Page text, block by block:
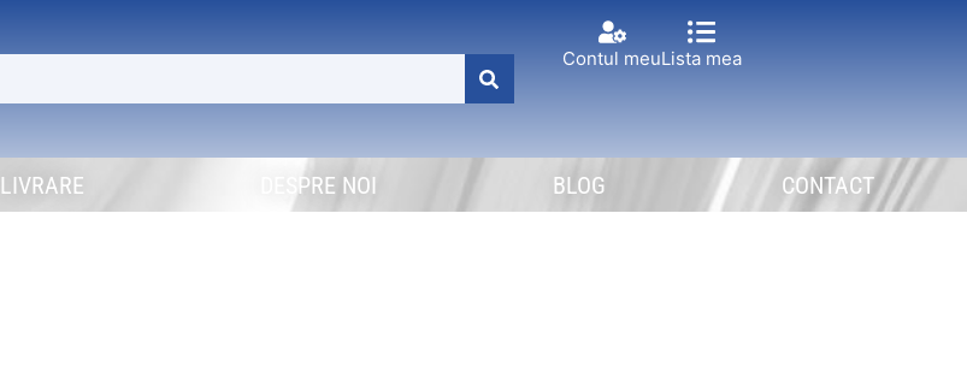
Contul meuLista mea
LIVRARE DESPRE NOI BLOG CONTACT